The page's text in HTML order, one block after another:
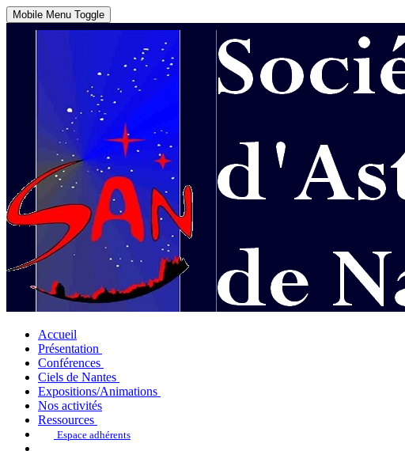
Mobile Menu Toggle
Accueil
Présentation
Conférences
Ciels de Nantes
Expositions/Animations
Nos activités
Ressources
Espace adhérents